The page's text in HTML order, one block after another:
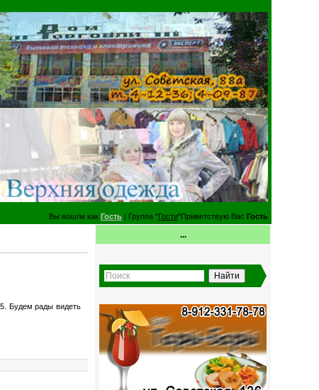
Вы вошли как Гость| Группа "Гости"Приветствую Вас Гость
Будем рады видеть
...